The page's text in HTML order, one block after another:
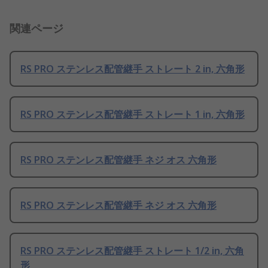
関連ページ
RS PRO ステンレス配管継手 ストレート 2 in, 六角形
RS PRO ステンレス配管継手 ストレート 1 in, 六角形
RS PRO ステンレス配管継手 ネジ オス 六角形
RS PRO ステンレス配管継手 ネジ オス 六角形
RS PRO ステンレス配管継手 ストレート 1/2 in, 六角
形